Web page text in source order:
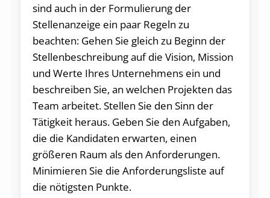
sind auch in der Formulierung der
Stellenanzeige ein paar Regeln zu
beachten: Gehen Sie gleich zu Beginn der
Stellenbeschreibung auf die Vision, Mission
und Werte Ihres Unternehmens ein und
beschreiben Sie, an welchen Projekten das
Team arbeitet. Stellen Sie den Sinn der
Tätigkeit heraus. Geben Sie den Aufgaben,
die die Kandidaten erwarten, einen
größeren Raum als den Anforderungen.
Minimieren Sie die Anforderungsliste auf
die nötigsten Punkte.